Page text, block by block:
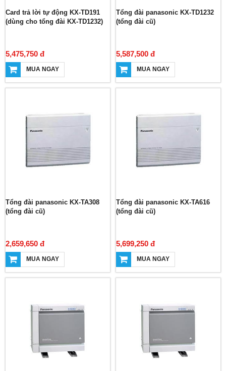
Card trả lời tự động KX-TD191
(dùng cho tổng đài KX-TD1232)
5,475,750 đ
MUA NGAY
Tổng đài panasonic KX-TD1232
(tổng đài cũ)
5,587,500 đ
MUA NGAY
Tổng đài panasonic KX-TA308
(tổng đài cũ)
2,659,650 đ
MUA NGAY
Tổng đài panasonic KX-TA616
(tổng đài cũ)
5,699,250 đ
MUA NGAY